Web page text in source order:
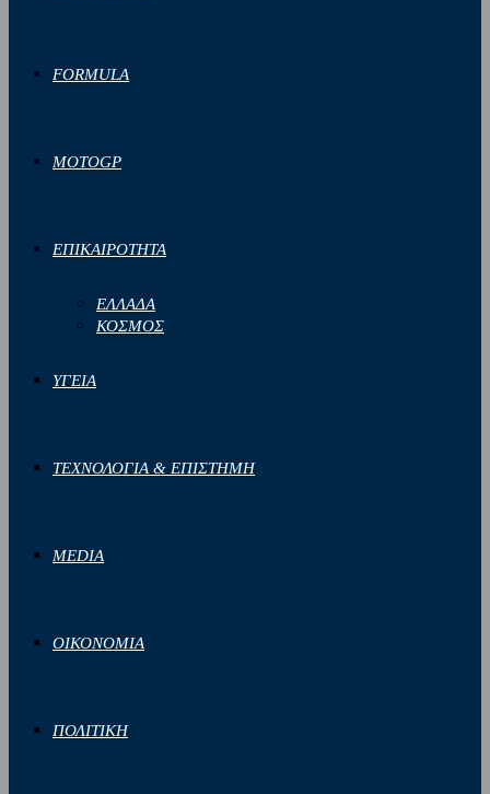
FORMULA
MOTOGP
ΕΠΙΚΑΙΡΟΤΗΤΑ
ΕΛΛΑΔΑ
ΚΟΣΜΟΣ
ΥΓΕΙΑ
ΤΕΧΝΟΛΟΓΙΑ & ΕΠΙΣΤΗΜΗ
MEDIA
ΟΙΚΟΝΟΜΙΑ
ΠΟΛΙΤΙΚΗ